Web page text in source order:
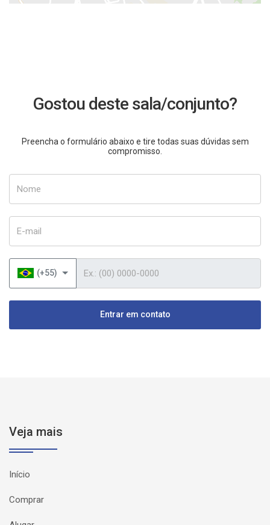
Gostou deste sala/conjunto?
Preencha o formulário abaixo e tire todas suas dúvidas sem
compromisso.
(+55)
Entrar em contato
Veja mais
Início
Comprar